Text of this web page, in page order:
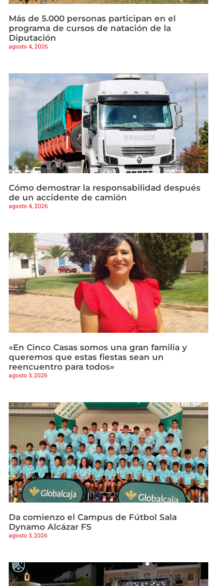
Más de 5.000 personas participan en el
programa de cursos de natación de la
Diputación
agosto 4, 2026
Cómo demostrar la responsabilidad después
de un accidente de camión
agosto 4, 2026
«En Cinco Casas somos una gran familia y
queremos que estas fiestas sean un
reencuentro para todos»
agosto 3, 2026
Da comienzo el Campus de Fútbol Sala
Dynamo Alcázar FS
agosto 3, 2026